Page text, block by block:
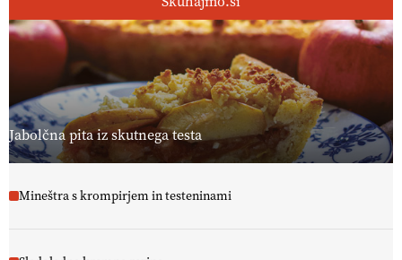
Jabolčna pita iz skutnega testa
Mineštra s krompirjem in testeninami